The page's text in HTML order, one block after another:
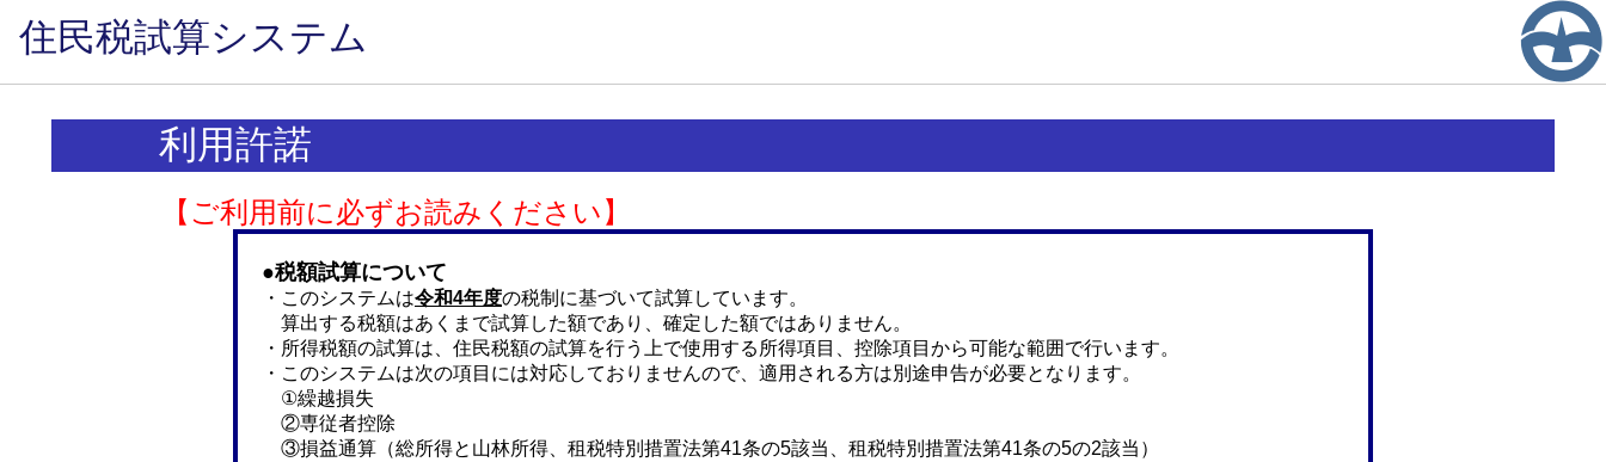
住民税試算システム
利用許諾
【ご利用前に必ずお読みください】
●税額試算について
・このシステムは令和4年度の税制に基づいて試算しています。
算出する税額はあくまで試算した額であり、確定した額ではありません。
・所得税額の試算は、住民税額の試算を行う上で使用する所得項目、控除項目から可能な範囲で行います。
・このシステムは次の項目には対応しておりませんので、適用される方は別途申告が必要となります。
①繰越損失
②専従者控除
③損益通算（総所得と山林所得、租税特別措置法第41条の5該当、租税特別措置法第41条の5の2該当）